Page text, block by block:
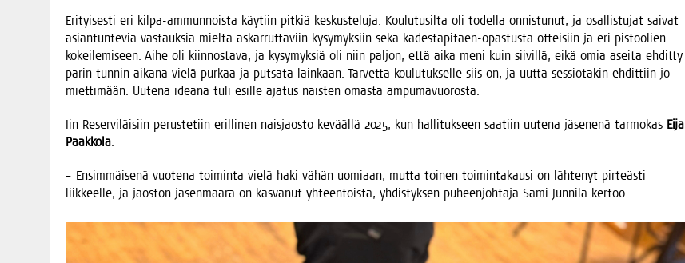
Eri­tyi­ses­ti eri kil­pa-ammun­nois­ta käy­tiin pit­kiä kes­kus­te­lu­ja. Kou­lu­tusil­ta oli todel­la onnis­tu­nut, ja osal­lis­tu­jat sai­vat
asian­tun­te­via vas­tauk­sia miel­tä askar­rut­ta­viin kysy­myk­siin sekä kädes­tä­pi­täen-opas­tus­ta ottei­siin ja eri pis­too­lien
kokei­le­mi­seen. Aihe oli kiin­nos­ta­va, ja kysy­myk­siä oli niin pal­jon, että aika meni kuin sii­vil­lä, eikä omia asei­ta ehdit­ty
parin tun­nin aika­na vie­lä pur­kaa ja put­sa­ta lain­kaan. Tar­vet­ta kou­lu­tuk­sel­le siis on, ja uut­ta ses­sio­ta­kin ehdit­tiin jo
miet­ti­mään. Uute­na idea­na tuli esil­le aja­tus nais­ten omas­ta ampumavuorosta.
Iin Reser­vi­läi­siin perus­te­tiin eril­li­nen nais­jaos­to kevääl­lä 2025, kun hal­li­tuk­seen saa­tiin uute­na jäse­ne­nä tar­mo­kas Eija
Paak­ko­la.
– Ensim­mäi­se­nä vuo­te­na toi­min­ta vie­lä haki vähän uomi­aan, mut­ta toi­nen toi­min­ta­kausi on läh­te­nyt pir­teäs­ti
liik­keel­le, ja jaos­ton jäsen­mää­rä on kas­va­nut yhteen­tois­ta, yhdis­tyk­sen puheen­joh­ta­ja Sami Jun­ni­la kertoo.